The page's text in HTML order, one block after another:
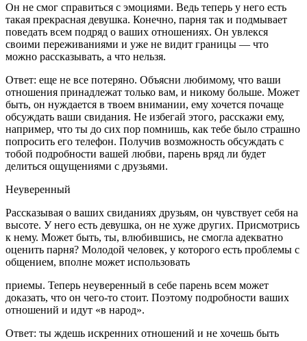
Он не смог справиться с эмоциями. Ведь теперь у него есть
такая прекрасная девушка. Конечно, парня так и подмывает
поведать всем подряд о ваших отношениях. Он увлекся
своими переживаниями и уже не видит границы — что
можно рассказывать, а что нельзя.
Ответ: еще не все потеряно. Объясни любимому, что ваши
отношения принадлежат только вам, и никому больше. Может
быть, он нуждается в твоем внимании, ему хочется почаще
обсуждать ваши свидания. Не избегай этого, расскажи ему,
например, что ты до сих пор помнишь, как тебе было страшно
попросить его телефон. Получив возможность обсуждать с
тобой подробности вашей любви, парень вряд ли будет
делиться ощущениями с друзьями.
Неуверенный
Рассказывая о ваших свиданиях друзьям, он чувствует себя на
высоте. У него есть девушка, он не хуже других. Присмотрись
к нему. Может быть, ты, влюбившись, не смогла адекватно
оценить парня? Молодой человек, у которого есть проблемы с
общением, вполне может использовать
приемы. Теперь неуверенный в себе парень всем может
доказать, что он чего-то стоит. Поэтому подробности ваших
отношений и идут «в народ».
Ответ: ты ждешь искренних отношений и не хочешь быть